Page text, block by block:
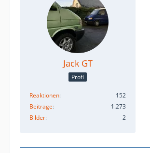
Jack GT
Profi
Reaktionen
152
Beiträge
1.273
Bilder
2